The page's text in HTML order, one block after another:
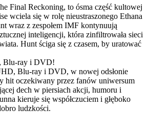
Final Reckoning, to ósma część kultowej
wciela się w rolę nieustraszonego Ethana
wraz z zespołem IMF kontynuują
inteligencji, która zinfiltrowała sieci
Hunt ściga się z czasem, by uratować
Blu-ray i DVD!
Blu-ray i DVD, w nowej odsłonie
hit oczekiwany przez fanów uniwersum
dech w piersiach akcji, humoru i
kieruje się współczuciem i głęboko
ludzkości.